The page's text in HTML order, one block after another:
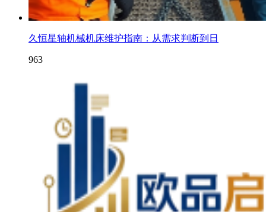
久恒星轴机械机床维护指南：从需求判断到日
963